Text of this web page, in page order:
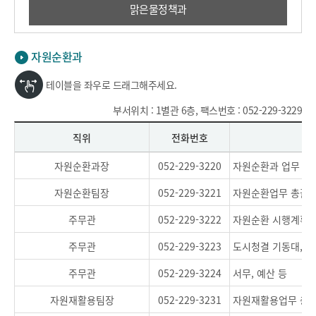
맑은물정책과
자원순환과
테이블을 좌우로 드래그해주세요.
부서위치 : 1별관 6층, 팩스번호 : 052-229-3229
직위
전화번호
자원순환과장
052-229-3220
자원순환과 업무 총
자원순환팀장
052-229-3221
자원순환업무 총괄
주무관
052-229-3222
자원순환 시행계획
주무관
052-229-3223
도시청결 기동대,
주무관
052-229-3224
서무, 예산 등
자원재활용팀장
052-229-3231 자원재활용업무 총